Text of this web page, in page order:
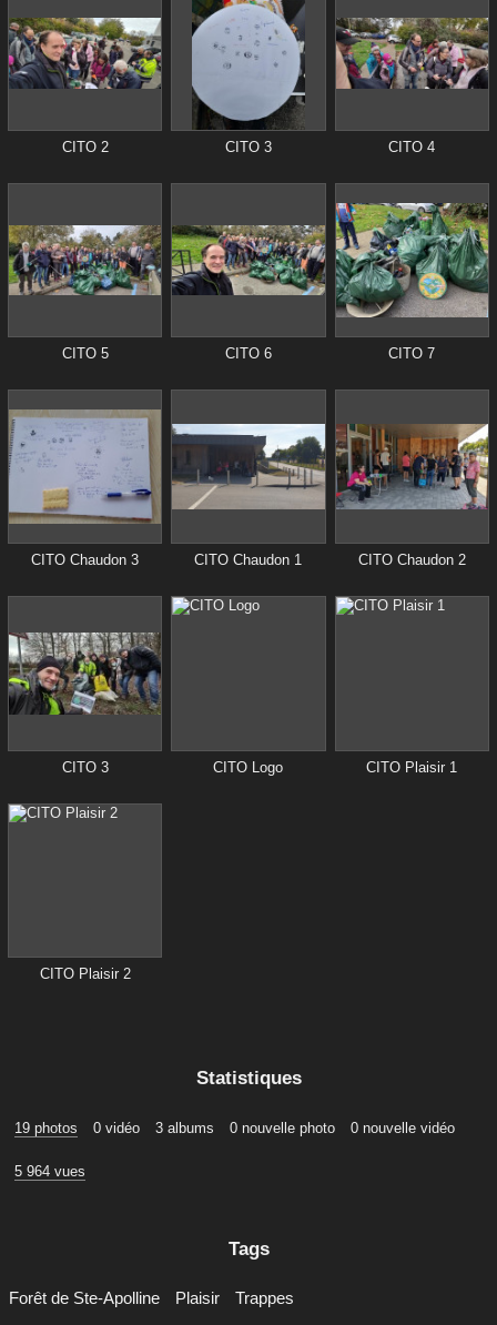
CITO 2 CITO 3 CITO 4
CITO 5 CITO 6 CITO 7
CITO Chaudon 3 CITO Chaudon 1 CITO Chaudon 2
CITO 3 CITO Logo CITO Plaisir 1
CITO Plaisir 2
Statistiques
19 photos 0 vidéo 3 albums 0 nouvelle photo 0 nouvelle vidéo
5 964 vues
Tags
Forêt de Ste-Apolline Plaisir Trappes